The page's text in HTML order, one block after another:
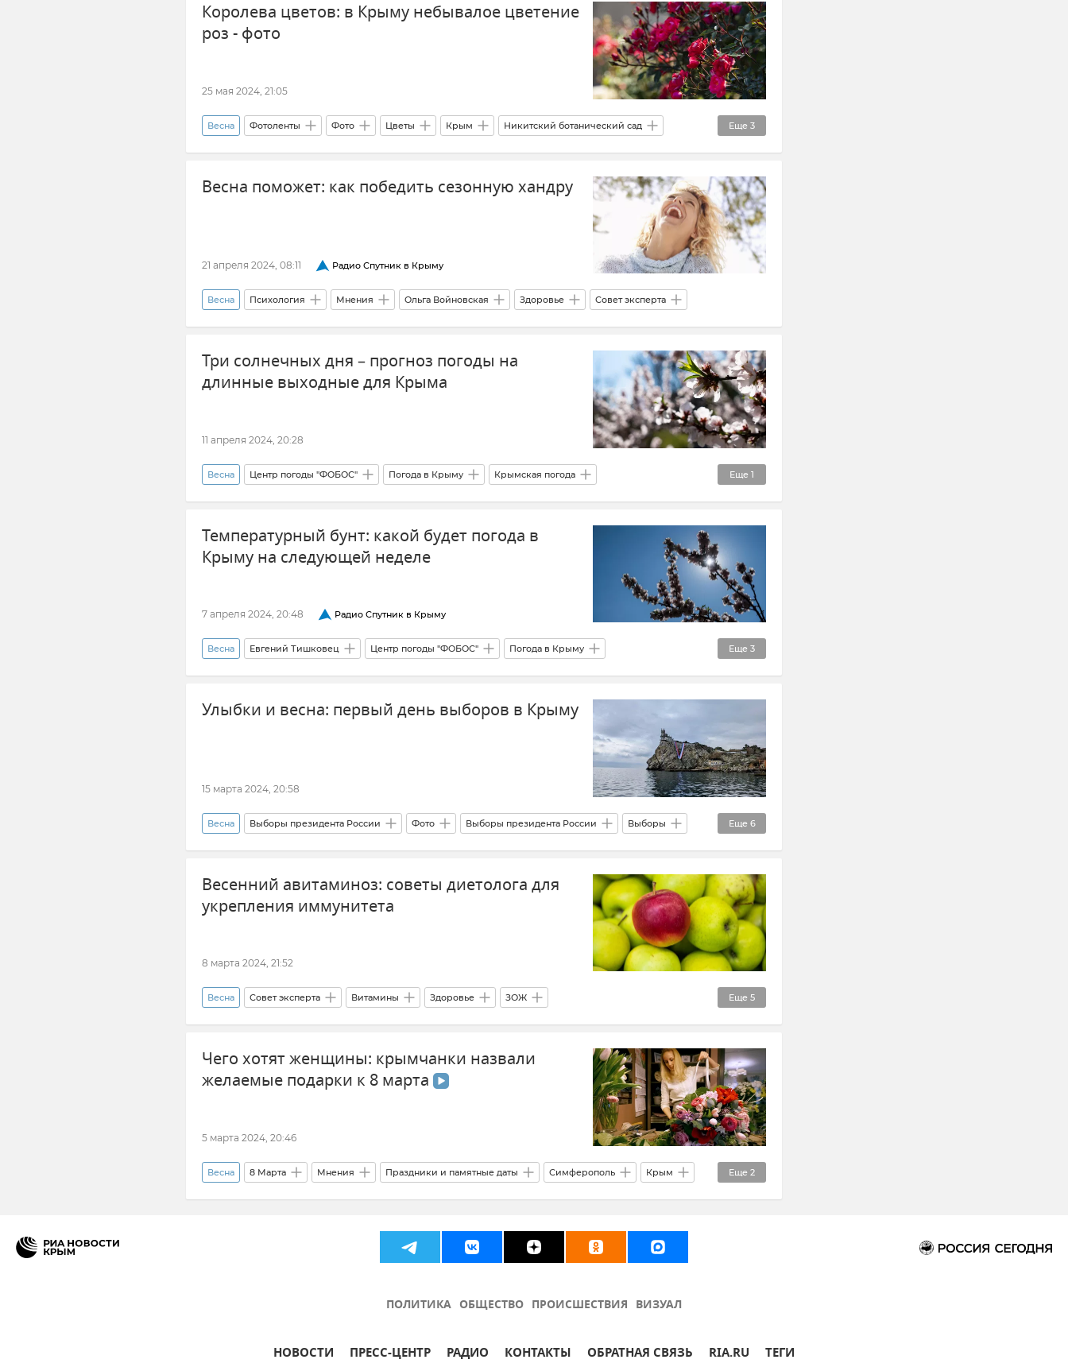
Королева цветов: в Крыму небывалое цветение
роз - фото
25 мая 2024, 21:05
Еще 3
Весна Фотоленты Фото Цветы Крым Никитский ботанический сад
Наука и технологии Туризм в Крыму Природа
Весна поможет: как победить сезонную хандру
21 апреля 2024, 08:11 Радио Спутник в Крыму
Весна Психология Мнения Ольга Войновская Здоровье Совет эксперта
Три солнечных дня – прогноз погоды на
длинные выходные для Крыма
11 апреля 2024, 20:28
Еще 1
Весна Центр погоды "ФОБОС" Погода в Крыму Крымская погода
Евгений Тишковец
Температурный бунт: какой будет погода в
Крыму на следующей неделе
7 апреля 2024, 20:48 Радио Спутник в Крыму
Еще 3
Весна Евгений Тишковец Центр погоды "ФОБОС" Погода в Крыму
Крымская погода Крым Новости Крыма
Улыбки и весна: первый день выборов в Крыму
15 марта 2024, 20:58
Еще 6
Весна Выборы президента России Фото Выборы президента России Выборы
Крым Симферополь Общество Крымская весна Ялта
Замок "Ласточкино гнездо"
Весенний авитаминоз: советы диетолога для
укрепления иммунитета
8 марта 2024, 21:52
Еще 5
Весна Совет эксперта Витамины Здоровье ЗОЖ
Здравоохранение в Крыму и Севастополе Здравоохранение в России Общество
Новости Ирина Сухарева
Чего хотят женщины: крымчанки назвали
желаемые подарки к 8 марта
5 марта 2024, 20:46
Еще 2
Весна 8 Марта Мнения Праздники и памятные даты Симферополь Крым
Видео Новости Крыма
ПОЛИТИКА ОБЩЕСТВО ПРОИСШЕСТВИЯ ВИЗУАЛ
НОВОСТИ ПРЕСС-ЦЕНТР РАДИО КОНТАКТЫ ОБРАТНАЯ СВЯЗЬ RIA.RU ТЕГИ